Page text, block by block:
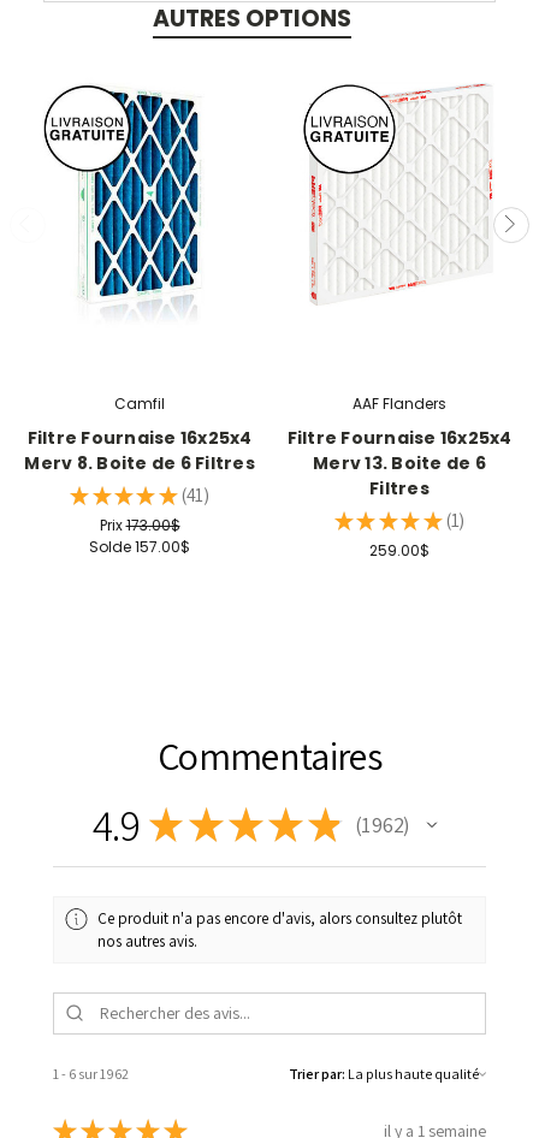
AUTRES OPTIONS
Camfil
Filtre Fournaise 16x25x4
Merv 8. Boite de 6 Filtres
★ ★ ★ ★ ★ 41
41
Prix173.00$
Solde157.00$
AAF Flanders
Filtre Fournaise 16x25x4
Merv 13. Boite de 6
Filtres
★ ★ ★ ★ ★ 1
1
259.00$
Commentaires
4.9 ★★★★★ 1 962
1962
Ce produit n'a pas encore d'avis, alors consultez plutôt
nos autres avis.
1 - 6 sur 1 962 Trier par:
★★★★★ il y a 1 semaine